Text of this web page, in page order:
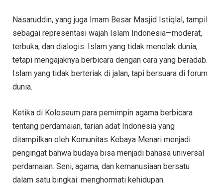
Nasaruddin, yang juga Imam Besar Masjid Istiqlal, tampil
sebagai representasi wajah Islam Indonesia—moderat,
terbuka, dan dialogis. Islam yang tidak menolak dunia,
tetapi mengajaknya berbicara dengan cara yang beradab.
Islam yang tidak berteriak di jalan, tapi bersuara di forum
dunia.
Ketika di Koloseum para pemimpin agama berbicara
tentang perdamaian, tarian adat Indonesia yang
ditampilkan oleh Komunitas Kebaya Menari menjadi
pengingat bahwa budaya bisa menjadi bahasa universal
perdamaian. Seni, agama, dan kemanusiaan bersatu
dalam satu bingkai: menghormati kehidupan.